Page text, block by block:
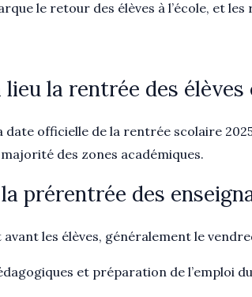
le retour des élèves à l’école, et
la rentrée des élèves
officielle de la rentrée scolaire
des zones académiques.
prérentrée des
les élèves, généralement le
et préparation de l’emploi